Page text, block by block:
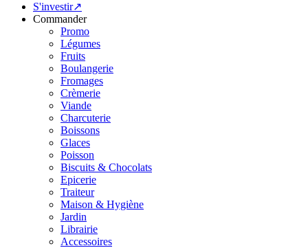
S'investir↗
Commander
Promo
Légumes
Fruits
Boulangerie
Fromages
Crèmerie
Viande
Charcuterie
Boissons
Glaces
Poisson
Biscuits & Chocolats
Epicerie
Traiteur
Maison & Hygiène
Jardin
Librairie
Accessoires